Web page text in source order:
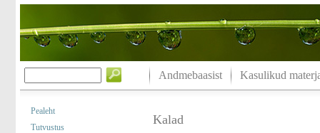
Andmebaasist Kasulikud
Pealeht
Tutvustus
Kalad